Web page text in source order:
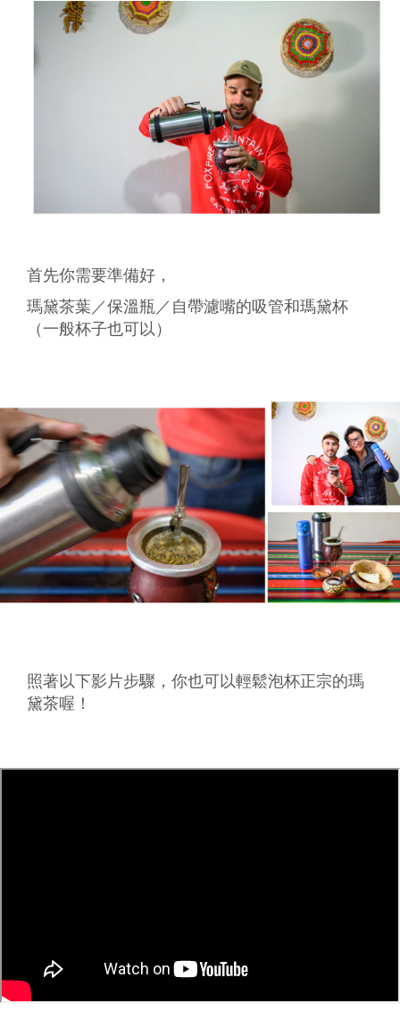
首先你需要準備好，
瑪黛茶葉／保溫瓶／自帶濾嘴的吸管和瑪黛杯
（一般杯子也可以）
照著以下影片步驟，你也可以輕鬆泡杯正宗的瑪
黛茶喔！